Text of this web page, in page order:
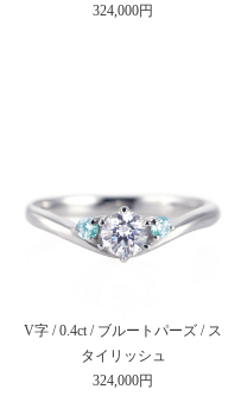
324,000円
V字 / 0.4ct / ブルートパーズ / ス
タイリッシュ
324,000円